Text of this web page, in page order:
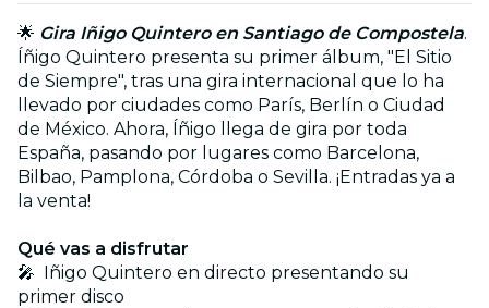
🌟 Gira Iñigo Quintero en Santiago de Compostela.
Íñigo Quintero presenta su primer álbum, "El Sitio
de Siempre", tras una gira internacional que lo ha
llevado por ciudades como París, Berlín o Ciudad
de México. Ahora, Íñigo llega de gira por toda
España, pasando por lugares como Barcelona,
Bilbao, Pamplona, Córdoba o Sevilla. ¡Entradas ya a
la venta!
Qué vas a disfrutar
🎤 Iñigo Quintero en directo presentando su
primer disco